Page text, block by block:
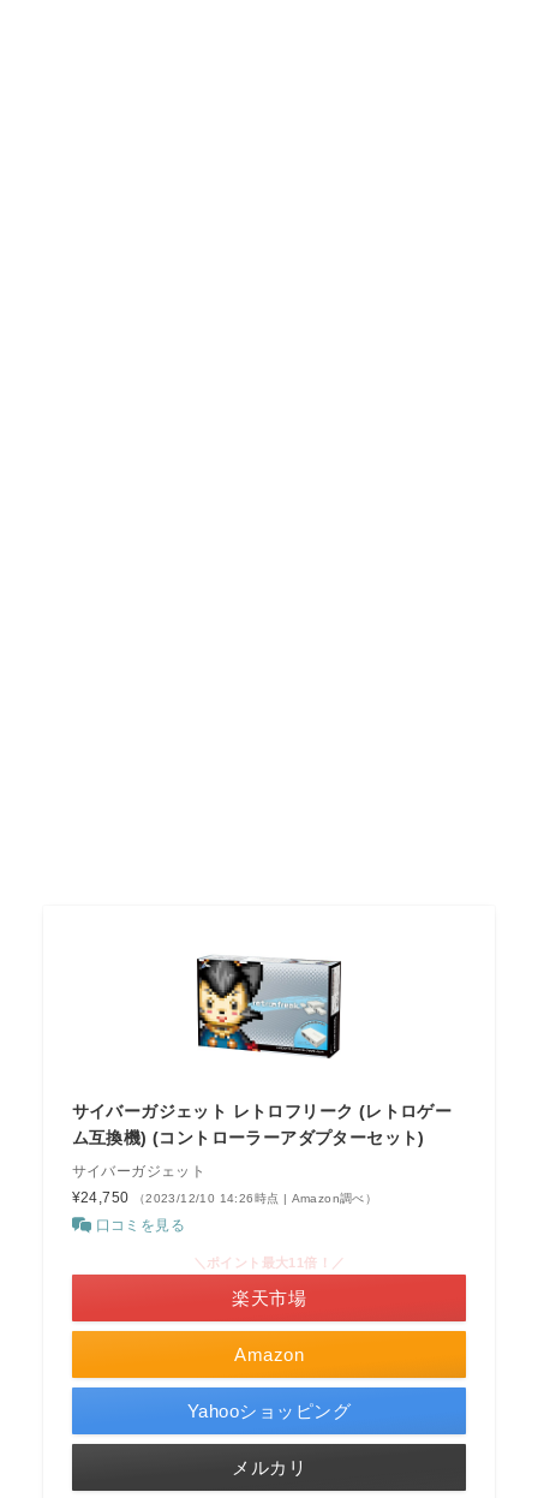
サイバーガジェット レトロフリーク (レトロゲー
ム互換機) (コントローラーアダプターセット)
サイバーガジェット
¥24,750
（2023/12/10 14:26時点 | Amazon調べ）
口コミを見る
Amazon
＼ポイント最大11倍！／
楽天市場
Yahooショッピング
メルカリ